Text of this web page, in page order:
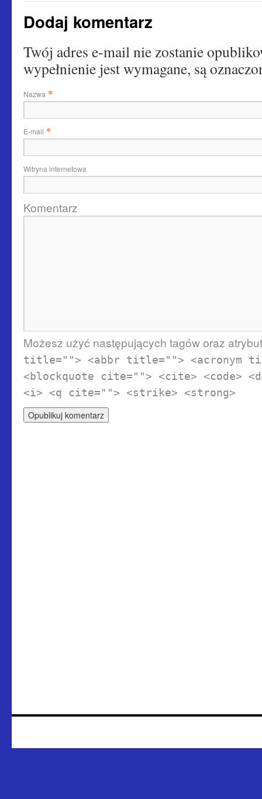
Dodaj komentarz
Twój adres e-mail nie zostanie
wypełnienie jest wymagane, są
Nazwa *
E-mail *
Witryna internetowa
Komentarz
Możesz użyć następujących tagów oraz
title=""> <abbr title=""> <acronym
<blockquote cite=""> <cite> <code>
<i> <q cite=""> <strike> <strong>